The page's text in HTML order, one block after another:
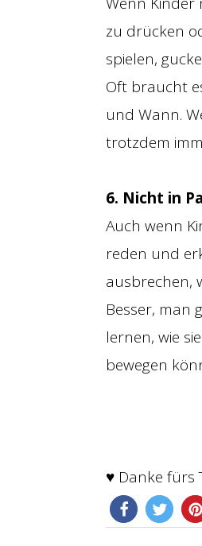
zu drücken
spielen,
Oft braucht
und Wann.
trotzdem
6. Nicht in
Auch wenn
reden und
ausbrechen,
Besser, man
lernen, wie
bewegen
♥ Danke fürs